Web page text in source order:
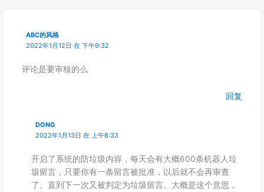
ABC的风格
2022年1月12日 在 下午9:32
评论是要审核的么
回复
DONG
2022年1月13日 在 上午8:33
开启了系统的防垃圾内容，每天会有大概600条机器人垃
圾留言，只要你有一条留言被批准，以后就不会再审查
了。直到下一次又被判定为垃圾留言。大概是这个意思，